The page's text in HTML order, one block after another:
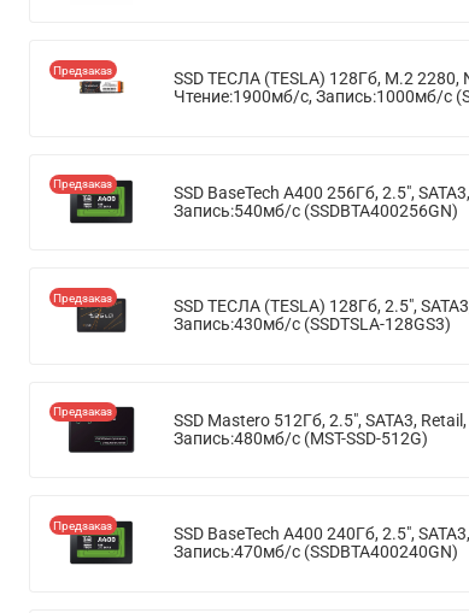
Предзаказ
SSD ТЕСЛА (TESLA) 128Гб, M.2 2280,
Чтение:1900мб/с, Запись:1000мб/с
Предзаказ
SSD BaseTech A400 256Гб, 2.5",
Запись:540мб/с (SSDBTA400256GN)
Предзаказ
SSD ТЕСЛА (TESLA) 128Гб, 2.5",
Запись:430мб/с (SSDTSLA-128GS3)
Предзаказ
SSD Mastero 512Гб, 2.5", SATA3,
Запись:480мб/с (MST-SSD-512G)
Предзаказ
SSD BaseTech A400 240Гб, 2.5",
Запись:470мб/с (SSDBTA400240GN)